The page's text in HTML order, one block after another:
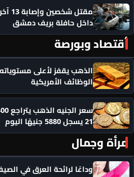
داخل حافلة بريف دمشق
أقتصاد وبورصة
الذهب يقفز لأعلى
الوظائف الأمريكية
21 يسجل 5880 جنيهًا اليوم
مرأة وجمال